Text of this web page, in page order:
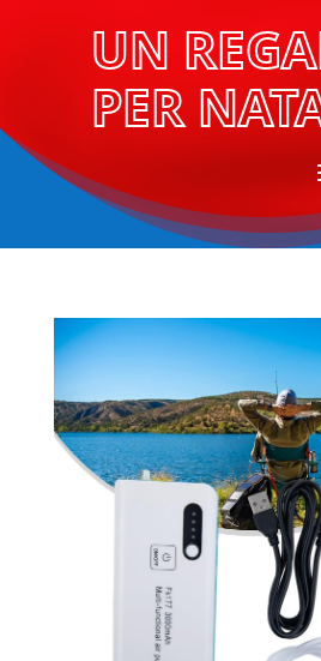
UN
PER